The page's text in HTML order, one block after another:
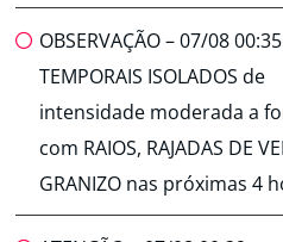
OBSERVAÇÃO – 07/08
TEMPORAIS ISOLADOS de
intensidade moderada a
com RAIOS, RAJADAS DE
GRANIZO nas próximas 4